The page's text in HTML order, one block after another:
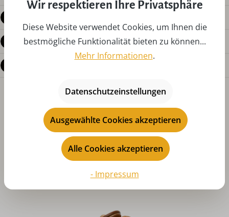
Bewertungen
Wir respektieren Ihre Privatsphäre
Diese Website verwendet Cookies, um Ihnen die
bestmögliche Funktionalität bieten zu können...
Mehr Informationen.
Datenschutzeinstellungen
Ausgewählte Cookies akzeptieren
Alle Cookies akzeptieren
- Impressum